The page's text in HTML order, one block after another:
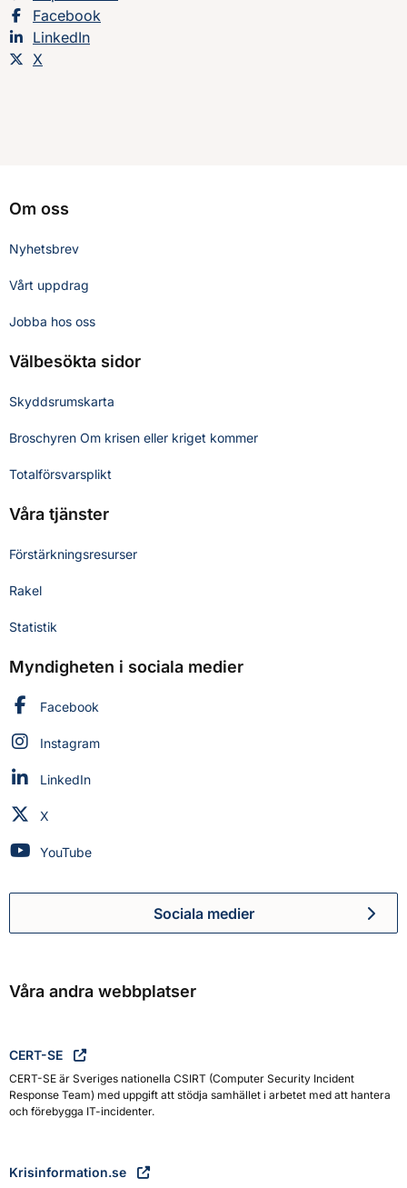
Dela sidan på
Facebook
Dela sidan på
LinkedIn
Dela sidan på
X
Om oss
Nyhetsbrev
Vårt uppdrag
Jobba hos oss
Välbesökta sidor
Skyddsrumskarta
Broschyren Om krisen eller kriget kommer
Totalförsvarsplikt
Våra tjänster
Förstärkningsresurser
Rakel
Statistik
Myndigheten i sociala medier
Myndigheten för civilt försvar på
Facebook
Myndigheten för civilt försvar på
Instagram
Myndigheten för civilt försvar på
LinkedIn
Myndigheten för civilt försvar på
X
Myndigheten för civilt försvar på
YouTube
Myndigheten för civilt
Sociala medier
Våra andra webbplatser
CERT-SE
CERT-SE är Sveriges nationella CSIRT (Computer Security Incident
Response Team) med uppgift att stödja samhället i arbetet med att hantera
och förebygga IT-incidenter.
Krisinformation.se